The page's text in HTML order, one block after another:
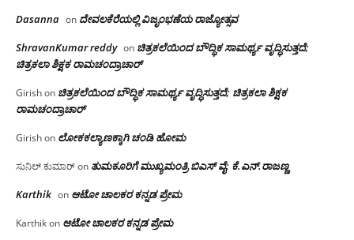
Dasanna on ದೇವಲಕೆರೆಯಲ್ಲಿ ವಿಜೃಂಭಣೆಯ ರಾಜ್ಯೋತ್ಸವ
ShravanKumar reddy on ಚಿತ್ರಕಲೆಯಿಂದ ಬೌದ್ಧಿಕ ಸಾಮರ್ಥ್ಯ ವೃದ್ಧಿಸುತ್ತದೆ;
ಚಿತ್ರಕಲಾ ಶಿಕ್ಷಕ ರಾಮಚಂದ್ರಾಚಾರ್
Girishon ಚಿತ್ರಕಲೆಯಿಂದ ಬೌದ್ಧಿಕ ಸಾಮರ್ಥ್ಯ ವೃದ್ಧಿಸುತ್ತದೆ; ಚಿತ್ರಕಲಾ ಶಿಕ್ಷಕ
ರಾಮಚಂದ್ರಾಚಾರ್
Girishon ಲೋಕಕಲ್ಯಾಣಕ್ಕಾಗಿ ಚಂಡಿ ಹೋಮ
ಸುನಿಲ್ ಕುಮಾರ್on ತುಮಕೂರಿಗೆ ಮುಖ್ಯಮಂತ್ರಿ ಬಿಎಸ್ ವೈ: ಕೆ.ಎನ್.ರಾಜಣ್ಣ
Karthik on ಆಟೋ ಚಾಲಕರ ಕನ್ನಡ ಪ್ರೇಮ
Karthikon ಆಟೋ ಚಾಲಕರ ಕನ್ನಡ ಪ್ರೇಮ